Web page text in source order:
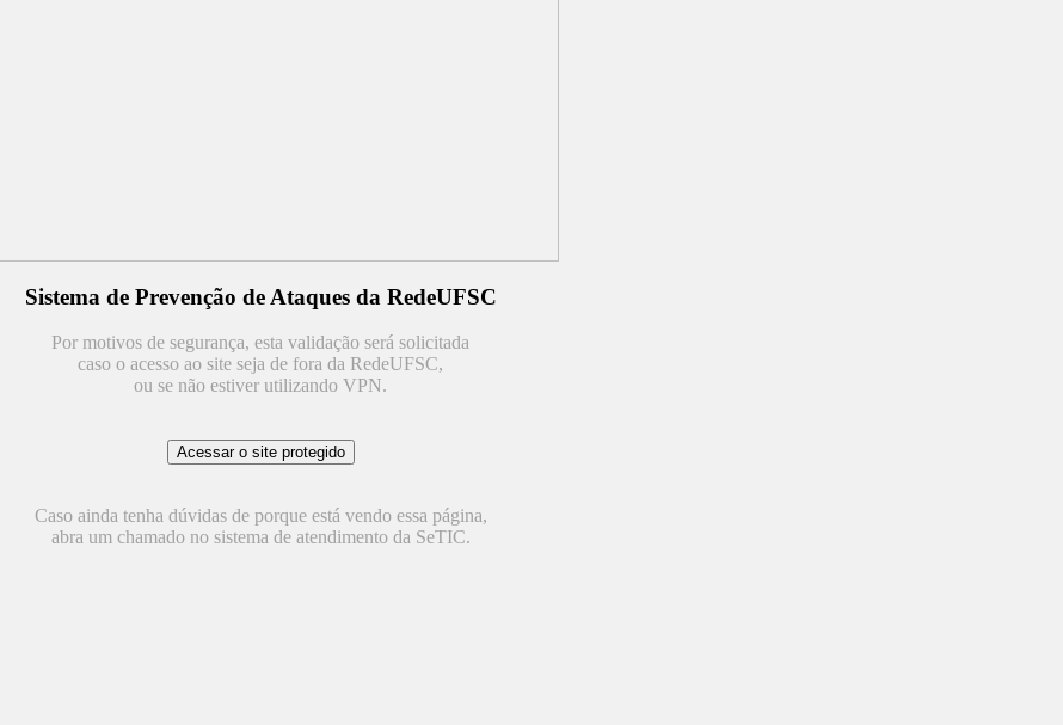
Sistema de Prevenção de Ataques da RedeUFSC
Por motivos de segurança, esta validação será solicitada
caso o acesso ao site seja de fora da RedeUFSC,
ou se não estiver utilizando VPN.
Caso ainda tenha dúvidas de porque está vendo essa página,
abra um chamado no sistema de atendimento da SeTIC.